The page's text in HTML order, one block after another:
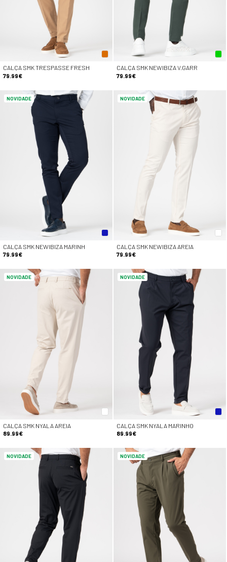
CALÇA SMK TRESPASSE FRESH
79.99€
CALÇA SMK NEWIBIZA V.GARR
79.99€
NOVIDADE
CALÇA SMK NEWIBIZA MARINH
79.99€
NOVIDADE
CALÇA SMK NEWIBIZA AREIA
79.99€
NOVIDADE
CALÇA SMK NYALA AREIA
89.99€
NOVIDADE
CALÇA SMK NYALA MARINHO
89.99€
NOVIDADE NOVIDADE